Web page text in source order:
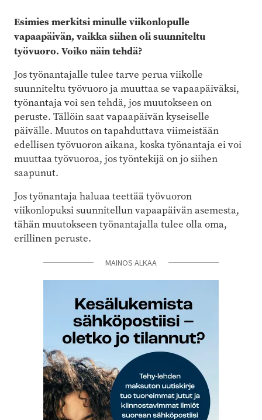
Esimies merkitsi minulle viikonlopulle
vapaapäivän, vaikka siihen oli suunniteltu
työvuoro. Voiko näin tehdä?
Jos työnantajalle tulee tarve perua viikolle
suunniteltu työvuoro ja muuttaa se vapaapäiväksi,
työnantaja voi sen tehdä, jos muutokseen on
peruste. Tällöin saat vapaapäivän kyseiselle
päivälle. Muutos on tapahduttava viimeistään
edellisen työvuoron aikana, koska työnantaja ei voi
muuttaa työvuoroa, jos työntekijä on jo siihen
saapunut.
Jos työnantaja haluaa teettää työvuoron
viikonlopuksi suunnitellun vapaapäivän asemesta,
tähän muutokseen työnantajalla tulee olla oma,
erillinen peruste.
MAINOS ALKAA